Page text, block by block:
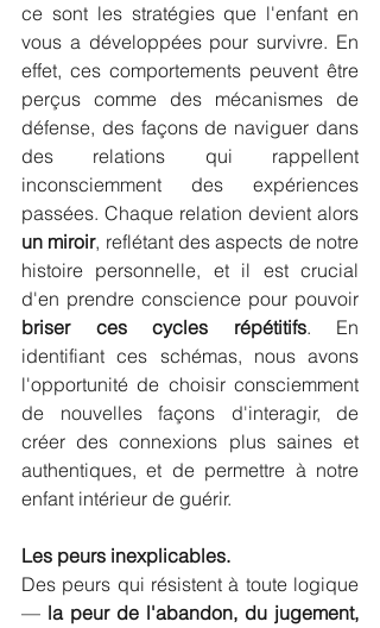
ce sont les stratégies que l'enfant en
vous a développées pour survivre. En
effet, ces comportements peuvent être
perçus comme des mécanismes de
défense, des façons de naviguer dans
des relations qui rappellent
inconsciemment des expériences
un miroir, reflétant des aspects de notre
histoire personnelle, et il est crucial
briser ces cycles répétitifs. En
identifiant ces schémas, nous avons
l'opportunité de choisir consciemment
de nouvelles façons d'interagir, de
créer des connexions plus saines et
authentiques, et de permettre à notre
enfant intérieur de guérir.
Les peurs inexplicables.
Des peurs qui résistent à toute logique
— la peur de l'abandon, du jugement,